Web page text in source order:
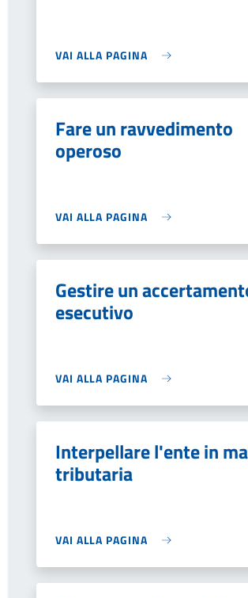
VAI ALLA PAGINA
Fare un ravvedimento
operoso
VAI ALLA PAGINA
Gestire un
esecutivo
VAI ALLA PAGINA
Interpellare l'ente in
tributaria
VAI ALLA PAGINA